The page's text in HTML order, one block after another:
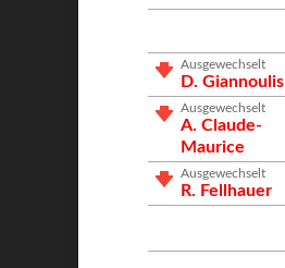
Ausgewechselt
D. Giannoulis
Ausgewechselt
A. Claude-
Maurice
Ausgewechselt
R. Fellhauer